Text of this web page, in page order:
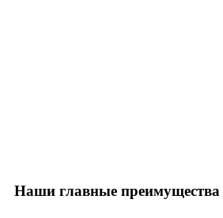
Наши главные преимущества